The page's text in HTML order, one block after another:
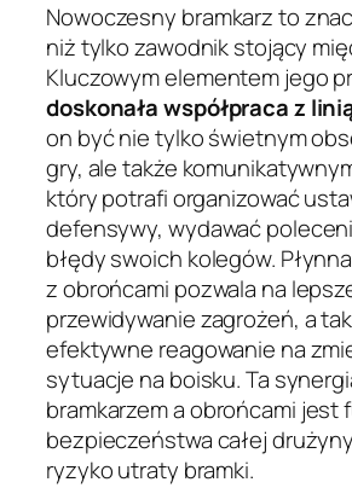
Nowoczesny bramkarz to
niż tylko zawodnik stojący
Kluczowym elementem jego
doskonała współpraca z
on być nie tylko świetnym
gry, ale także
który potrafi organizować
defensywy, wydawać
błędy swoich kolegów.
z obrońcami pozwala na
przewidywanie zagrożeń, a
efektywne reagowanie na
sytuacje na boisku. Ta
bramkarzem a obrońcami jest
bezpieczeństwa całej
ryzyko utraty bramki.